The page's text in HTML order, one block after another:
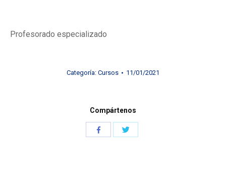
Profesorado especializado
Categoría: Cursos 11/01/2021
Compártenos
CompartirCompartir